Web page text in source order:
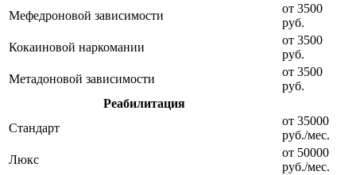
Мефедроновой зависимости
от 3500
руб.
Кокаиновой наркомании
от 3500
руб.
Метадоновой зависимости
от 3500
руб.
Реабилитация
Стандарт
от 35000
руб./мес.
Люкс
от 50000
руб./мес.